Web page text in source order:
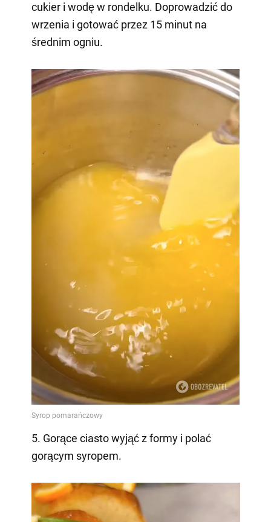
cukier i wodę w rondelku. Doprowadzić do
wrzenia i gotować przez 15 minut na
średnim ogniu.
5. Gorące ciasto wyjąć z formy i polać
gorącym syropem.